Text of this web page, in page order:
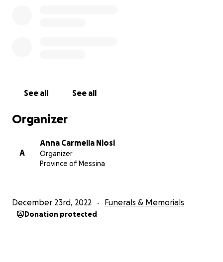
See all See all
Organizer
A
Anna Carmella Niosi
Organizer
Province of Messina
December 23rd, 2022 Funerals & Memorials
Donation protected